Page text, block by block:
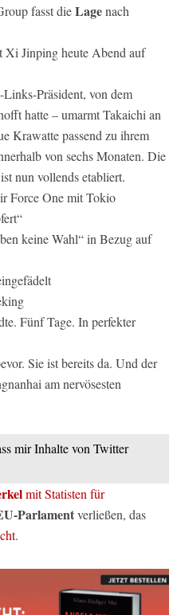
fasst dieLagenach
Xi Jinping heute Abend auf
Präsident, von dem
hatte – umarmt Takaichi an
Krawatte passend zu ihrem
von sechs Monaten. Die
nun vollends etabliert.
Force One mit Tokio
keine Wahl“ in Bezug auf
Fünf Tage. In perfekter
Sie ist bereits da. Und der
am nervösesten
mir Inhalte von Twitter
mit Statisten für
Parlamentverließen, das
.